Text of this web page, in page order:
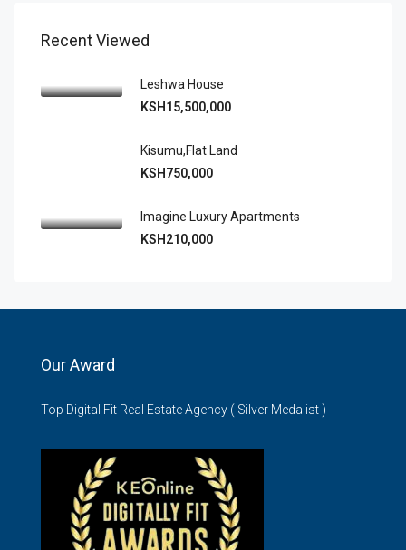
Recent Viewed
Leshwa House
KSH15,500,000
Kisumu,Flat Land
KSH750,000
Imagine Luxury Apartments
KSH210,000
Our Award
Top Digital Fit Real Estate Agency ( Silver Medalist )